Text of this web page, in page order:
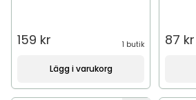
159 kr 1 butik
Lägg i varukorg
87 kr